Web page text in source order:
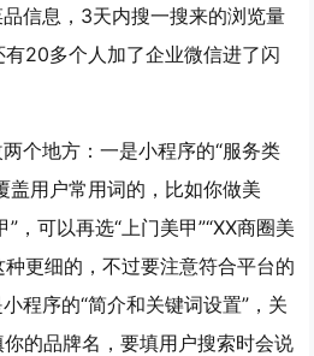
信息，3天内搜一搜来的浏览量
20多个人加了企业微信进了闪
个地方：一是小程序的“服务类
盖用户常用词的，比如你做美
，可以再选“上门美甲”“XX商圈美
种更细的，不过要注意符合平台的
程序的“简介和关键词设置”，关
的品牌名，要填用户搜索时会说